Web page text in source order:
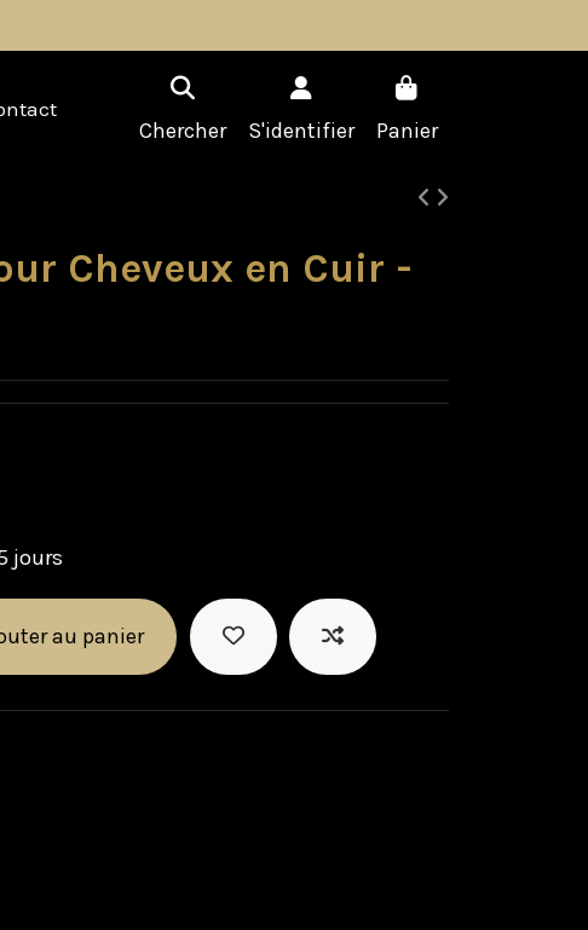
Chercher S'identifier Panier
Cheveux en Cuir -
jours
au panier